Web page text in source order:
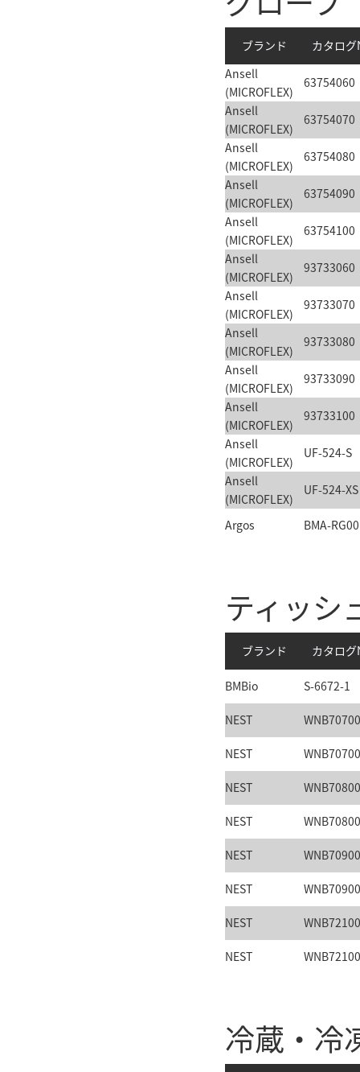
ブランド
カタログ
Ansell
(MICROFLEX)
63754060
Ansell
(MICROFLEX)
63754070
Ansell
(MICROFLEX)
63754080
Ansell
(MICROFLEX)
63754090
Ansell
(MICROFLEX)
63754100
Ansell
(MICROFLEX)
93733060
Ansell
(MICROFLEX)
93733070
Ansell
(MICROFLEX)
93733080
Ansell
(MICROFLEX)
93733090
Ansell
(MICROFLEX)
93733100
Ansell
(MICROFLEX)
UF-524-S
Ansell
(MICROFLEX)
UF-524-XS
Argos BMA-
ティッシ
ブランド カタログ
BMBio S-6672-1
NEST
NEST
NEST
NEST
NEST
NEST
NEST
NEST
冷蔵・冷